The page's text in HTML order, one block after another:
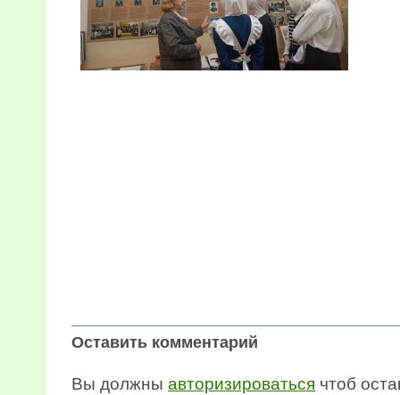
Оставить комментарий
Вы должны авторизироваться чтоб